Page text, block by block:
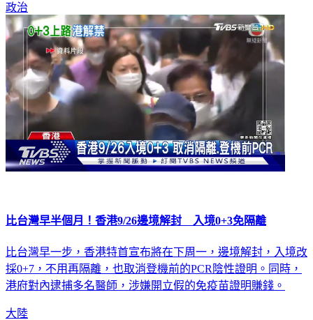
政治
比台灣早半個月！香港9/26邊境解封 入境0+3免隔離
比台灣早一步，香港特首宣布將在下周一，邊境解封，入境改
採0+7，不用再隔離，也取消登機前的PCR陰性證明。同時，
港府對內逮捕多名醫師，涉嫌開立假的免疫苗證明賺錢。
大陸